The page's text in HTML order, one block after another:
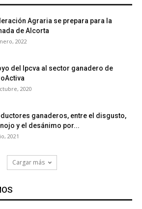
Agraria se prepara para la
de Alcorta
2022
del Ipcva al sector ganadero de
2020
ganaderos, entre el disgusto,
y el desánimo por...
2021
Cargar más